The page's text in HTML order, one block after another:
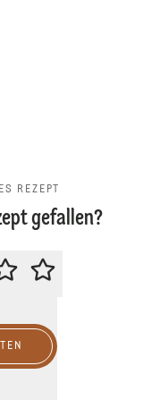
REZEPT
gefallen?
DIESES REZEPT